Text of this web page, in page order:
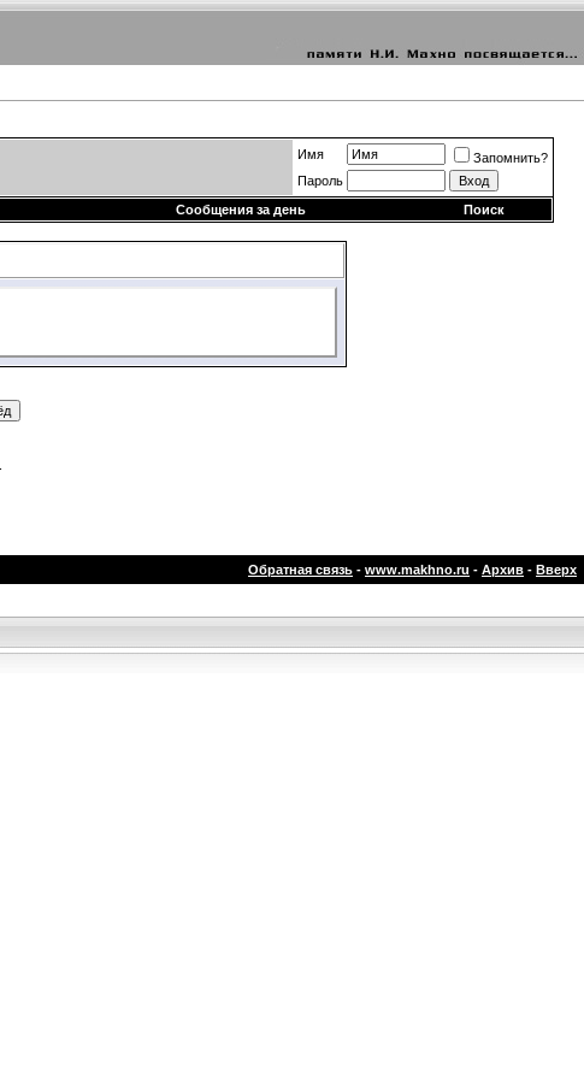
Имя
Запомнить?
Пароль
Сообщения за день Поиск
Обратная связь - www.makhno.ru - Архив - Вверх